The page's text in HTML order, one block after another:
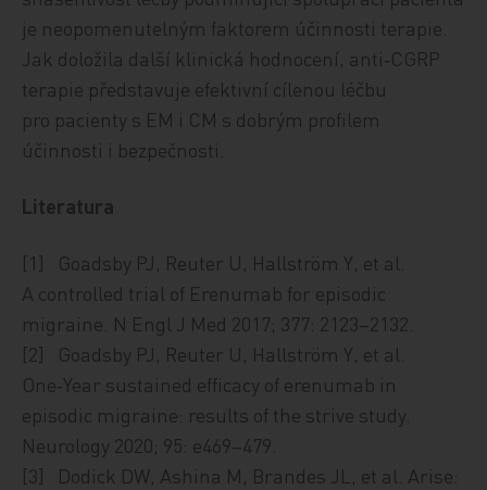
je neopomenutelným faktorem účinnosti terapie.
Jak doložila další klinická hodnocení, anti‑CGRP
terapie představuje efektivní cílenou léčbu
pro pacienty s EM i CM s dobrým profilem
účinnosti i bezpečnosti.
Literatura
[1] Goadsby PJ, Reuter U, Hallström Y, et al.
A controlled trial of Erenumab for episodic
migraine. N Engl J Med 2017; 377: 2123–2132.
[2] Goadsby PJ, Reuter U, Hallström Y, et al.
One‑Year sustained efficacy of erenumab in
episodic migraine: results of the strive study.
Neurology 2020; 95: e469–479.
[3] Dodick DW, Ashina M, Brandes JL, et al. Arise: